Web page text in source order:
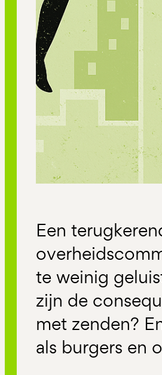
Een
te weinig
zijn de
met zenden?
als burgers en